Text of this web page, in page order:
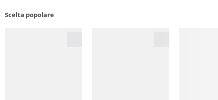
Scelta popolare